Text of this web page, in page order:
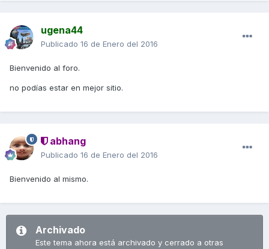
ugena44
Publicado 16 de Enero del 2016
Bienvenido al foro.
no podías estar en mejor sitio.
abhang
Publicado 16 de Enero del 2016
Bienvenido al mismo.
Archivado
Este tema ahora está archivado y cerrado a otras